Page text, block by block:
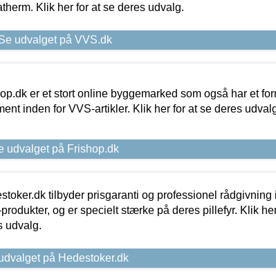
Klik her for at se deres udvalg.
udvalget på VVS.dk
er et stort online byggemarked som også har et
inden for VVS-artikler. Klik her for at se deres
udvalget på Frishop.dk
tilbyder prisgaranti og professionel rådgivning
og er specielt stærke på deres pillefyr. Klik
udvalg.
på Hedestoker.dk